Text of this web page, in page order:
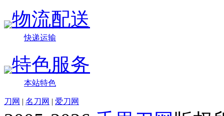
物流配送
快递运输
特色服务
本站特色
刀网 | 名刀网 | 爱刀网